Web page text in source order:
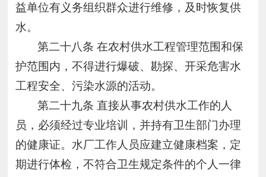
益单位有义务组织群众进行维修，及时恢复供
水。
第二十八条 在农村供水工程管理范围和保
护范围内，不得进行爆破、勘探、开采危害水
工程安全、污染水源的活动。
第二十九条 直接从事农村供水工作的人
员，必须经过专业培训，并持有卫生部门办理
的健康证。水厂工作人员应建立健康档案，定
期进行体检，不符合卫生规定条件的个人一律